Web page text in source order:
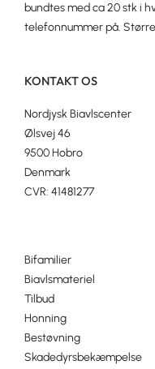
bundtes med ca 20 stk i
telefonnummer på.
KONTAKT OS
Nordjysk Biavlscenter
Ølsvej 46
9500 Hobro
Denmark
CVR: 41481277
Bifamilier
Biavlsmateriel
Tilbud
Honning
Bestøvning
Skadedyrsbekæmpelse